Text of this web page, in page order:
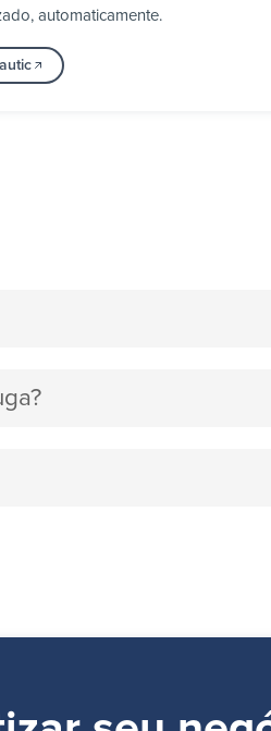
automaticamente.